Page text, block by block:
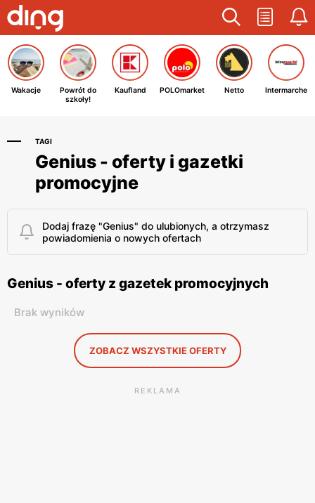
Wakacje
Powrót do
szkoły!
Kaufland POLOmarket Netto Intermarche
TAGI
Genius - oferty i gazetki
promocyjne
Dodaj frazę "Genius" do ulubionych, a otrzymasz
powiadomienia o nowych ofertach
Genius - oferty z gazetek promocyjnych
Brak wyników
ZOBACZ WSZYSTKIE OFERTY
REKLAMA